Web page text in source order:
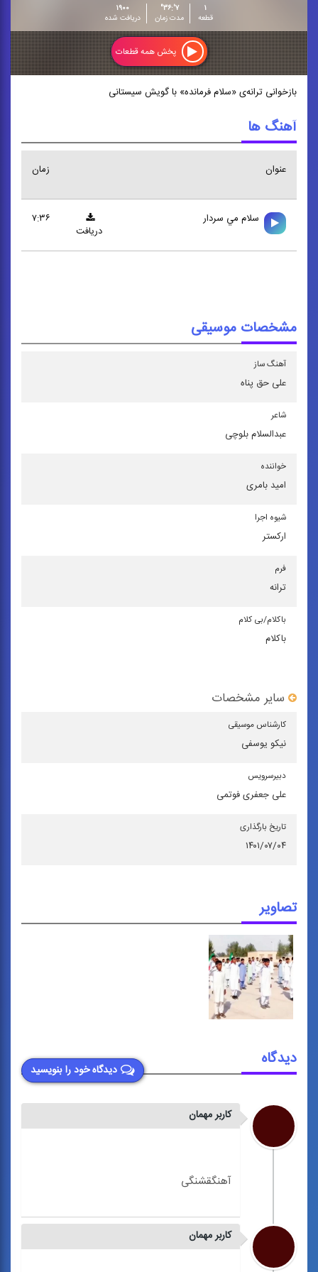
۱
قطعه
۷':۳۶"
مدت زمان
۱۹۰۰
دریافت شده
پخش همه قطعات
بازخوانی ترانه‌ی «سلام فرمانده» با گویش سیستانی
آهنگ ها
عنوان زمان
سلام مي سردار
۷:۳۶
دریافت
مشخصات موسیقی
آهنگ ساز
علی حق پناه
شاعر
عبدالسلام بلوچی
خواننده
امید بامری
شیوه اجرا
اركستر
فرم
ترانه
باكلام/بی كلام
باکلام
سایر مشخصات
كارشناس موسیقی
نیکو یوسفی
دبیرسرویس
علی جعفری فوتمی
تاریخ بارگذاری
۱۴۰۱/۰۷/۰۴
تصاویر
دیدگاه خود را بنویسید
دیدگاه
کاربر مهمان
کاربر مهمان